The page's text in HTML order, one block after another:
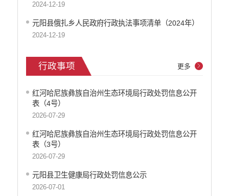
2024-12-19
元阳县俄扎乡人民政府行政执法事项清单（2024年）
2024-12-19
行政事项
红河哈尼族彝族自治州生态环境局行政处罚信息公开
表（4号）
2026-07-29
红河哈尼族彝族自治州生态环境局行政处罚信息公开
表（3号）
2026-07-29
元阳县卫生健康局行政处罚信息公示
2026-07-01
更多